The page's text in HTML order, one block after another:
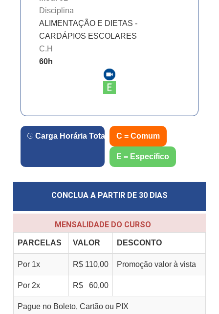
Disciplina
ALIMENTAÇÃO E DIETAS -
CARDÁPIOS ESCOLARES
C.H
60h
Carga Horária Total: 60h.
C = Comum
E = Específico
CONCLUA A PARTIR DE 30 DIAS
MENSALIDADE DO CURSO
PARCELAS VALOR DESCONTO
Por 1x R$ 110,00 Promoção valor à vista
Por 2x R$ 60,00
Pague no Boleto, Cartão ou PIX